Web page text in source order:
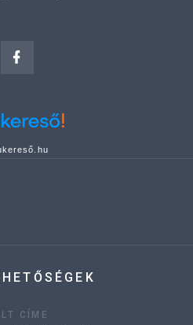
CÍME